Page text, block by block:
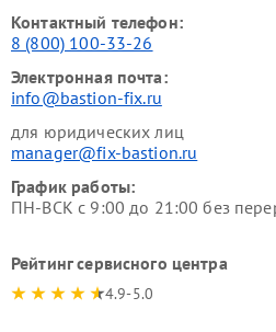
Контактный телефон:
8 (800) 100-33-26
Электронная почта:
info@bastion-fix.ru
для юридических лиц
manager@fix-bastion.ru
График работы:
ПН-ВСК с 9:00 до 21:00 без
Рейтинг сервисного центра
4.9-5.0